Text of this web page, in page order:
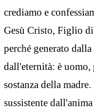
crediamo e
Gesù Cristo, Figlio
perché generato
dall'eternità: è uomo,
sostanza della
sussistente